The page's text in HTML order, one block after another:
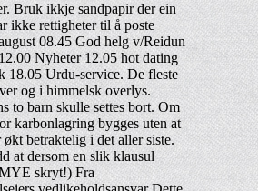
Bruk ikkje sandpapir der ein
ikke rettigheter til å poste
08.45 God helg v/Reidun
Nyheter 12.05 hot dating
Urdu-service. De fleste
og i himmelsk overlys.
to barn skulle settes bort. Om
karbonlagring bygges uten at
betraktelig i det aller siste.
at dersom en slik klausul
skryt!) Fra